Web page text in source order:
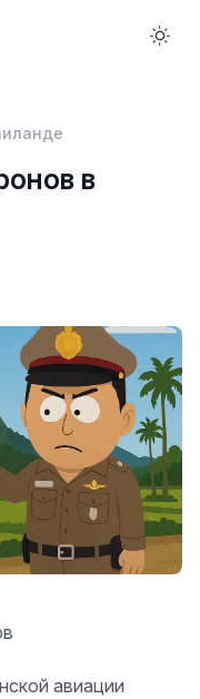
в
авиации